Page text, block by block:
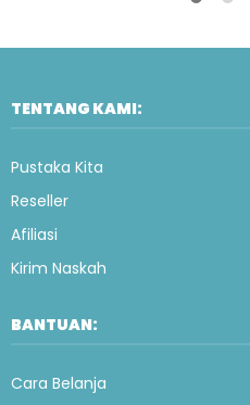
TENTANG KAMI:
Pustaka Kita
Reseller
Afiliasi
Kirim Naskah
BANTUAN:
Cara Belanja